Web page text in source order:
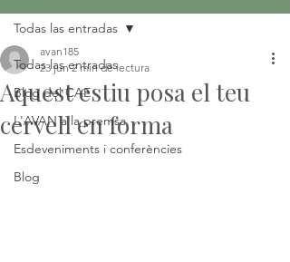
Todas las entradas
Blog del CAE
L'AVAN a la premsa
Esdeveniments i conferències
Blog
Todas las entradas
Aquest estiu posa el teu
cervell en forma
avan185
23 jun 2 min de lectura